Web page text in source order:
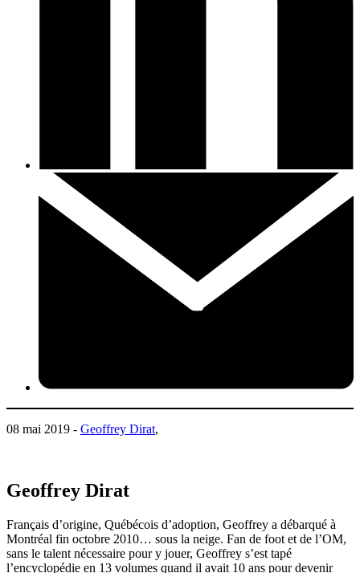
08 mai 2019 - Geoffrey Dirat,
Geoffrey Dirat
Français d’origine, Québécois d’adoption, Geoffrey a débarqué à
Montréal fin octobre 2010… sous la neige. Fan de foot et de l’OM,
sans le talent nécessaire pour y jouer, Geoffrey s’est tapé
l’encyclopédie en 13 volumes quand il avait 10 ans pour devenir